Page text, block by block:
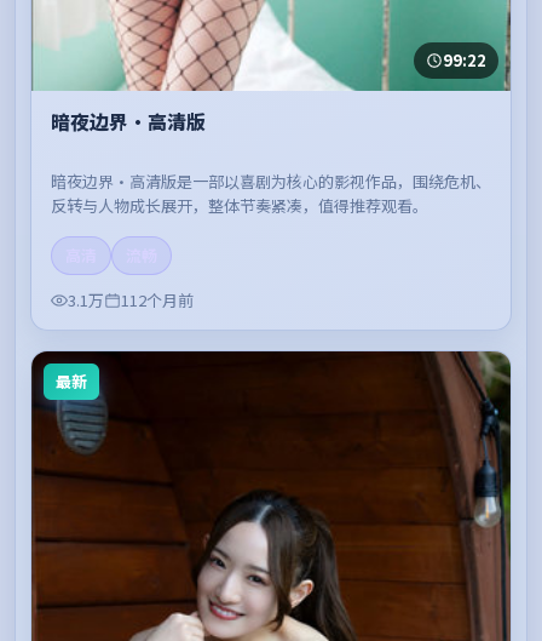
99:22
暗夜边界·高清版
暗夜边界·高清版是一部以喜剧为核心的影视作品，围绕危机、
反转与人物成长展开，整体节奏紧凑，值得推荐观看。
3.1万
112个月前
最新